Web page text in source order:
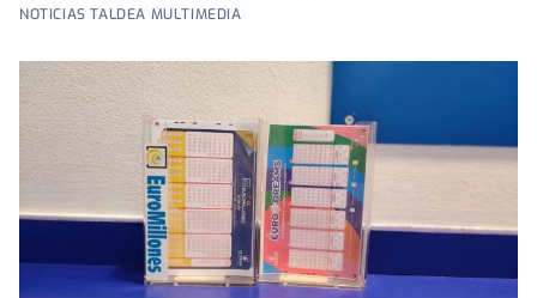
NOTICIAS TALDEA MULTIMEDIA